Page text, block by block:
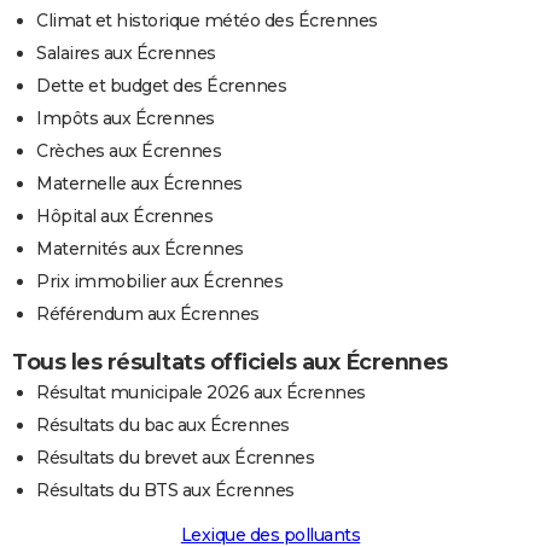
Climat et historique météo des Écrennes
Salaires aux Écrennes
Dette et budget des Écrennes
Impôts aux Écrennes
Crèches aux Écrennes
Maternelle aux Écrennes
Hôpital aux Écrennes
Maternités aux Écrennes
Prix immobilier aux Écrennes
Référendum aux Écrennes
Tous les résultats officiels aux Écrennes
Résultat municipale 2026 aux Écrennes
Résultats du bac aux Écrennes
Résultats du brevet aux Écrennes
Résultats du BTS aux Écrennes
Lexique des polluants